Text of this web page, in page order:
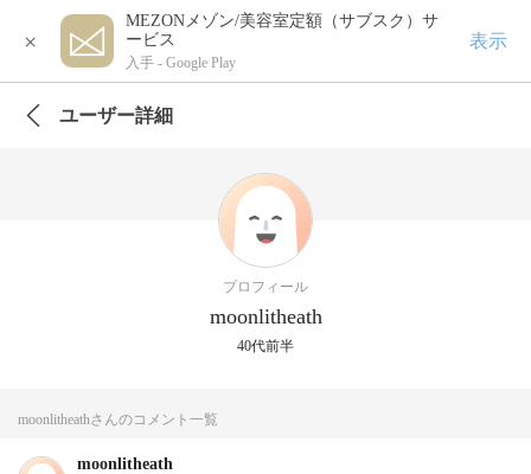
×
MEZONメゾン/美容室定額（サブスク）サ
ービス
入手 - Google Play
表示
ユーザー詳細
プロフィール
moonlitheath
40代前半
moonlitheathさんのコメント一覧
moonlitheath